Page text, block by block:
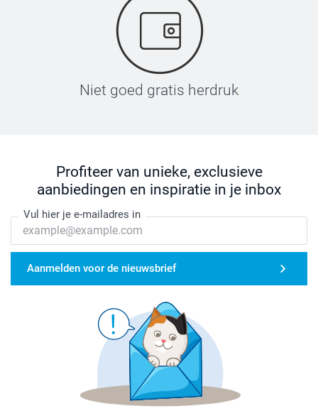
Niet goed gratis herdruk
Profiteer van unieke, exclusieve
aanbiedingen en inspiratie in je inbox
Vul hier je e-mailadres in
Aanmelden voor de nieuwsbrief